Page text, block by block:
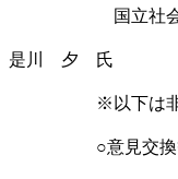
国立社会保障
是川 夕 氏
※以下は非公
○意見交換等（